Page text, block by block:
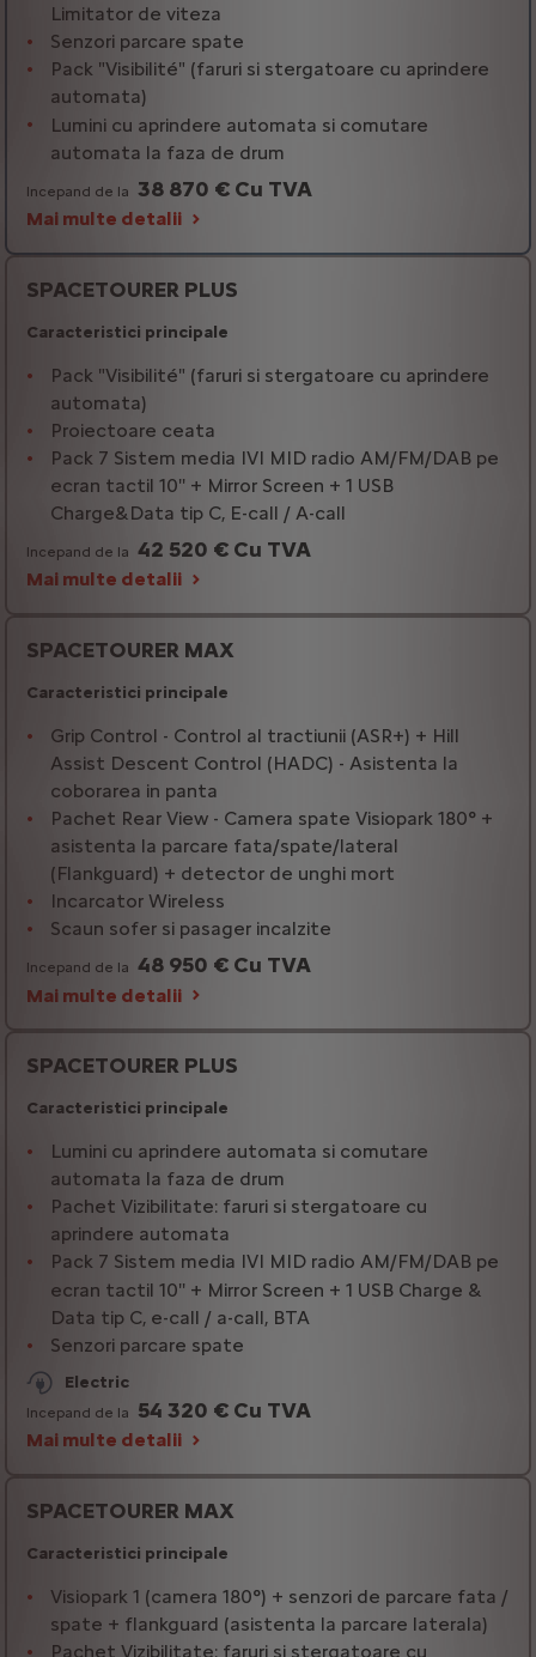
Limitator de viteza
Senzori parcare spate
Pack "Visibilité" (faruri si stergatoare cu aprindere
automata)
Lumini cu aprindere automata si comutare
automata la faza de drum
Incepand de la 38 870 € Cu TVA
Mai multe detalii
SPACETOURER PLUS
Caracteristici principale
Pack "Visibilité" (faruri si stergatoare cu aprindere
automata)
Proiectoare ceata
Pack 7 Sistem media IVI MID radio AM/FM/DAB pe
ecran tactil 10'' + Mirror Screen + 1 USB
Charge&Data tip C, E-call / A-call
Incepand de la 42 520 € Cu TVA
Mai multe detalii
SPACETOURER MAX
Caracteristici principale
Grip Control - Control al tractiunii (ASR+) + Hill
Assist Descent Control (HADC) - Asistenta la
coborarea in panta
Pachet Rear View - Camera spate Visiopark 180° +
asistenta la parcare fata/spate/lateral
(Flankguard) + detector de unghi mort
Incarcator Wireless
Scaun sofer si pasager incalzite
Incepand de la 48 950 € Cu TVA
Mai multe detalii
SPACETOURER PLUS
Caracteristici principale
Lumini cu aprindere automata si comutare
automata la faza de drum
Pachet Vizibilitate: faruri si stergatoare cu
aprindere automata
Pack 7 Sistem media IVI MID radio AM/FM/DAB pe
ecran tactil 10'' + Mirror Screen + 1 USB Charge &
Data tip C, e-call / a-call, BTA
Senzori parcare spate
Electric
Incepand de la 54 320 € Cu TVA
Mai multe detalii
SPACETOURER MAX
Caracteristici principale
Visiopark 1 (camera 180°) + senzori de parcare fata /
spate + flankguard (asistenta la parcare laterala)
Pachet Vizibilitate: faruri si stergatoare cu